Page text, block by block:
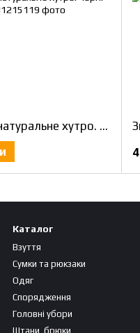
Зимові берці Нато натуральне хутро. Чорні Розмір 46
Каталог
Взуття
Сумки та рюкзаки
Одяг
Спорядження
Головні убори
Штани, брюки